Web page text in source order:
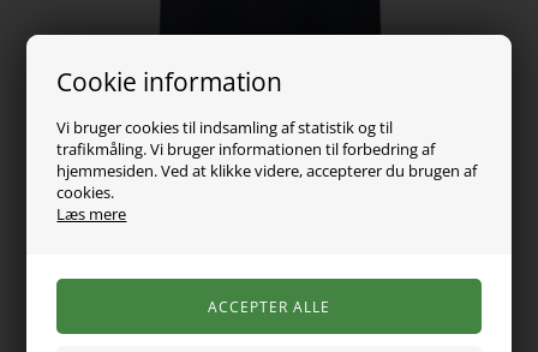
Cookie information
Vi bruger cookies til indsamling af statistik og til
trafikmåling. Vi bruger informationen til forbedring af
hjemmesiden. Ved at klikke videre, accepterer du brugen af
cookies.
Læs mere
Vælg Størrelse